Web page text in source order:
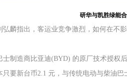
研华与凯胜绿能
麟指出，客运业竞争激烈，如何在不
制造商比亚迪(BYD) 的原厂技术授权
要新台币2.1 元，与传统电动与柴油